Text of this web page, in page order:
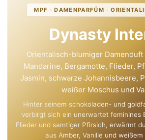
MPF · DAMENPARFÜM ·
Dynasty
Orientalisch-blumiger Damenduft
Mandarine, Bergamotte, Flieder,
Jasmin, schwarze Johannisbeere,
weißer Moschus und
Hinter seinem schokoladen- und
verbirgt sich ein unerwartet feminines
Flieder und samtiger Pfirsich, erwärmt
aus Amber, Vanille und